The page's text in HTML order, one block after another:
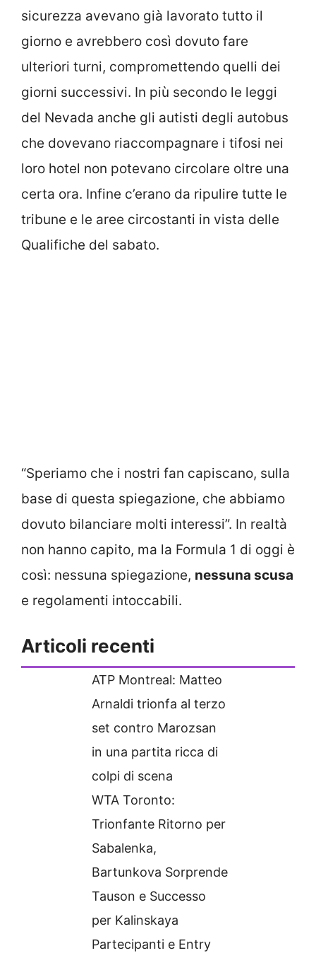
sicurezza avevano già lavorato tutto il
giorno e avrebbero così dovuto fare
ulteriori turni, compromettendo quelli dei
giorni successivi. In più secondo le leggi
del Nevada anche gli autisti degli autobus
che dovevano riaccompagnare i tifosi nei
loro hotel non potevano circolare oltre una
certa ora. Infine c’erano da ripulire tutte le
tribune e le aree circostanti in vista delle
Qualifiche del sabato.
“Speriamo che i nostri fan capiscano, sulla
base di questa spiegazione, che abbiamo
dovuto bilanciare molti interessi”. In realtà
non hanno capito, ma la Formula 1 di oggi è
così: nessuna spiegazione, nessuna scusa
e regolamenti intoccabili.
Articoli recenti
ATP Montreal: Matteo
Arnaldi trionfa al terzo
set contro Marozsan
in una partita ricca di
colpi di scena
WTA Toronto:
Trionfante Ritorno per
Sabalenka,
Bartunkova Sorprende
Tauson e Successo
per Kalinskaya
Partecipanti e Entry